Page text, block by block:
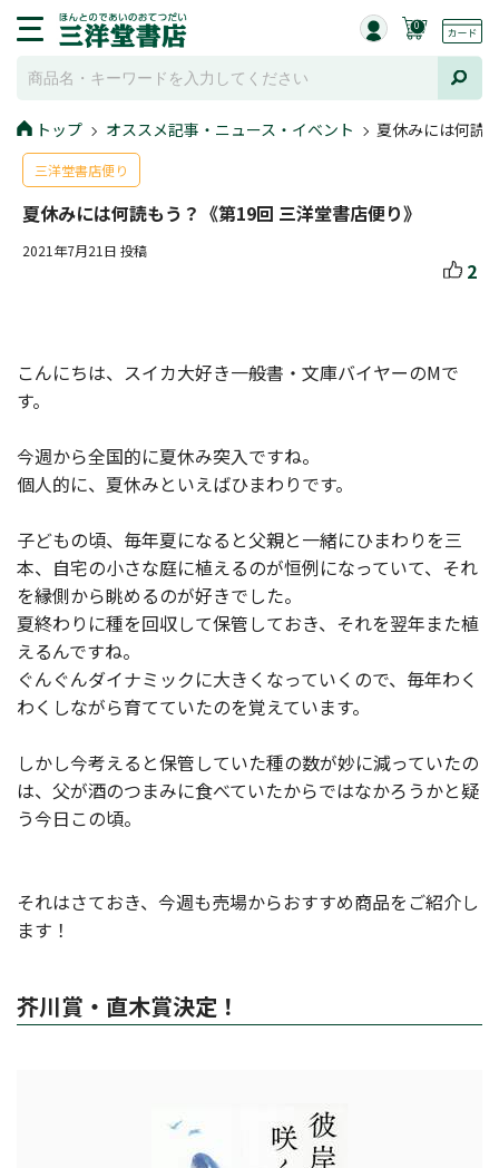
0
トップ オススメ記事・ニュース・イベント 夏休みには何読
三洋堂書店便り
夏休みには何読もう？《第19回 三洋堂書店便り》
2021年7月21日 投稿
2
こんにちは、スイカ大好き一般書・文庫バイヤーのMで
す。
今週から全国的に夏休み突入ですね。
個人的に、夏休みといえばひまわりです。
子どもの頃、毎年夏になると父親と一緒にひまわりを三
本、自宅の小さな庭に植えるのが恒例になっていて、それ
を縁側から眺めるのが好きでした。
夏終わりに種を回収して保管しておき、それを翌年また植
えるんですね。
ぐんぐんダイナミックに大きくなっていくので、毎年わく
わくしながら育てていたのを覚えています。
しかし今考えると保管していた種の数が妙に減っていたの
は、父が酒のつまみに食べていたからではなかろうかと疑
う今日この頃。
それはさておき、今週も売場からおすすめ商品をご紹介し
ます！
芥川賞・直木賞決定！